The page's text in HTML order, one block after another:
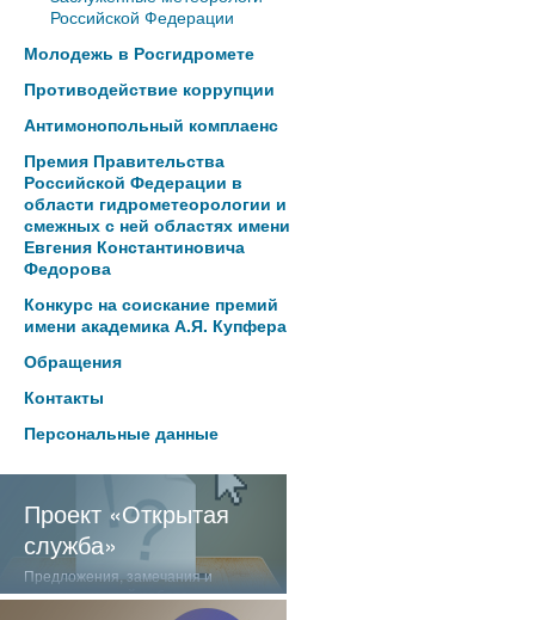
Российской Федерации
Молодежь в Росгидромете
Противодействие коррупции
Антимонопольный комплаенс
Премия Правительства
Российской Федерации в
области гидрометеорологии и
смежных с ней областях имени
Евгения Константиновича
Федорова
Конкурс на соискание премий
имени академика А.Я. Купфера
Обращения
Контакты
Персональные данные
Проект «Открытая
служба»
Предложения, замечания и
отзывы о нашей работе